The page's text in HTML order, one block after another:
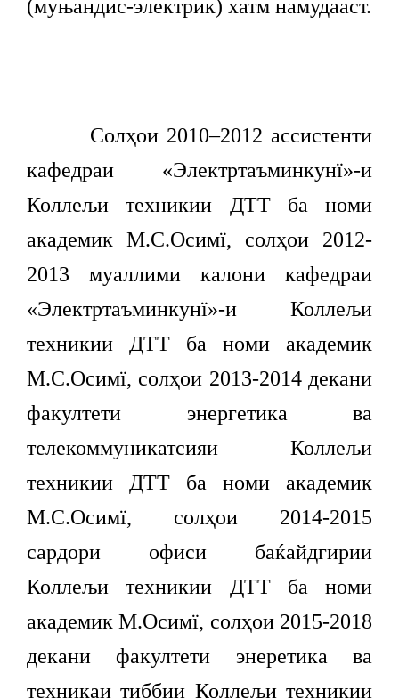
(муњандис-электрик) хатм намудааст.
Солҳои 2010–2012 ассистенти
кафедраи «Электртаъминкунї»-и
Коллељи техникии ДТТ ба номи
академик М.С.Осимї, солҳои 2012-
2013 муаллими калони кафедраи
«Электртаъминкунї»-и Коллељи
техникии ДТТ ба номи академик
М.С.Осимї, солҳои 2013-2014 декани
факултети энергетика ва
телекоммуникатсияи Коллељи
техникии ДТТ ба номи академик
М.С.Осимї, солҳои 2014-2015
сардори офиси баќайдгирии
Коллељи техникии ДТТ ба номи
академик М.Осимї, солҳои 2015-2018
декани факултети энеретика ва
техникаи тиббии Коллељи техникии